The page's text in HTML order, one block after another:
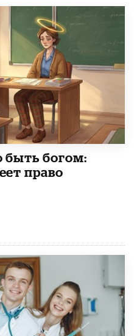
быть богом:
право